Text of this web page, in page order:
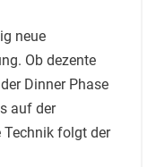
neue
Ob dezente
Dinner Phase
auf der
folgt der